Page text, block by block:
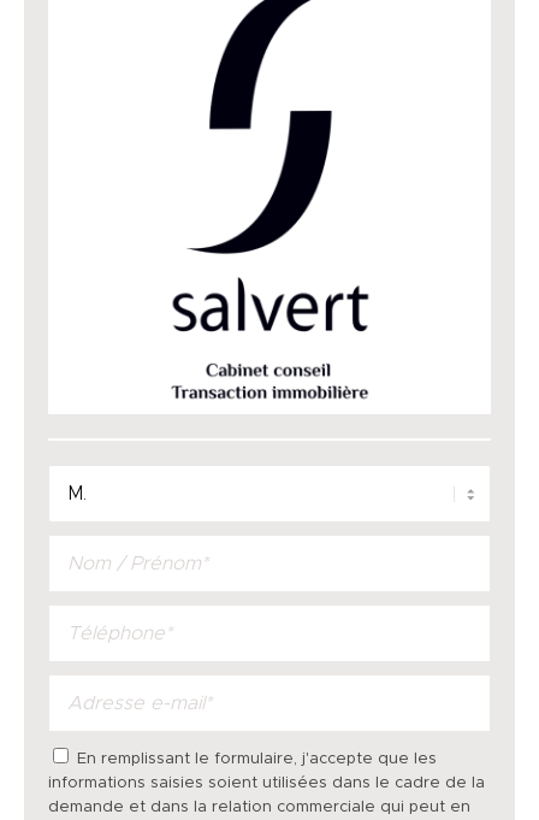
En remplissant le formulaire, j'accepte que les
informations saisies soient utilisées dans le cadre de la
demande et dans la relation commerciale qui peut en